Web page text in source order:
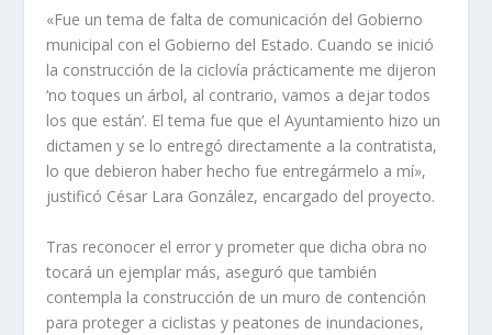
«Fue un tema de falta de comunicación del Gobierno
municipal con el Gobierno del Estado. Cuando se inició
la construcción de la ciclovía prácticamente me dijeron
‘no toques un árbol, al contrario, vamos a dejar todos
los que están’. El tema fue que el Ayuntamiento hizo un
dictamen y se lo entregó directamente a la contratista,
lo que debieron haber hecho fue entregármelo a mí»,
justificó César Lara González, encargado del proyecto.
Tras reconocer el error y prometer que dicha obra no
tocará un ejemplar más, aseguró que también
contempla la construcción de un muro de contención
para proteger a ciclistas y peatones de inundaciones,